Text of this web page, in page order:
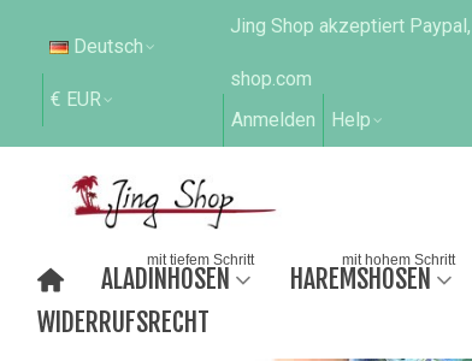
Deutsch
€ EUR
Jing Shop akzeptiert
shop.com
Anmelden
Help
ALADINHOSEN
mit tiefem Schritt
HAREMSHOSEN
mit hohem Schritt
WIDERRUFSRECHT